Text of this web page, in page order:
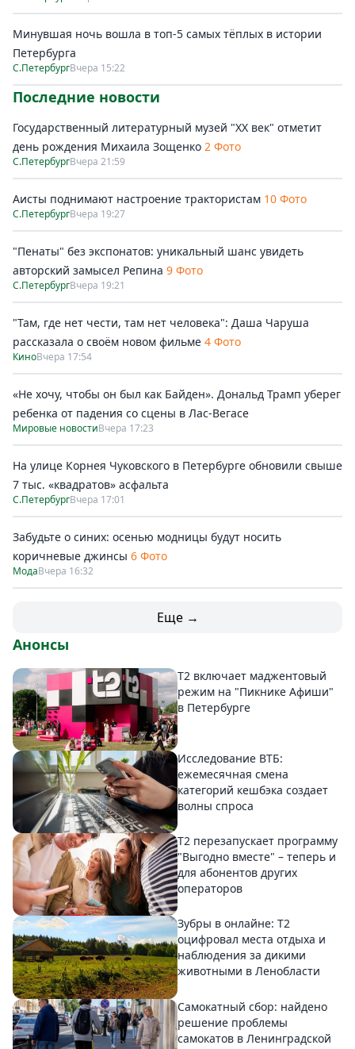
Минувшая ночь вошла в топ-5 самых тёплых в истории
Петербурга
С.ПетербургВчера 15:22
Последние новости
Государственный литературный музей "ХХ век" отметит
день рождения Михаила Зощенко 2 Фото
С.ПетербургВчера 21:59
Аисты поднимают настроение трактористам 10 Фото
С.ПетербургВчера 19:27
"Пенаты" без экспонатов: уникальный шанс увидеть
авторский замысел Репина 9 Фото
С.ПетербургВчера 19:21
"Там, где нет чести, там нет человека": Даша Чаруша
рассказала о своём новом фильме 4 Фото
КиноВчера 17:54
«Не хочу, чтобы он был как Байден». Дональд Трамп уберег
ребенка от падения со сцены в Лас-Вегасе
Мировые новостиВчера 17:23
На улице Корнея Чуковского в Петербурге обновили свыше
7 тыс. «квадратов» асфальта
С.ПетербургВчера 17:01
Забудьте о синих: осенью модницы будут носить
коричневые джинсы 6 Фото
МодаВчера 16:32
Еще →
Анонсы
Т2 включает маджентовый
режим на "Пикнике Афиши"
в Петербурге
Исследование ВТБ:
ежемесячная смена
категорий кешбэка создает
волны спроса
Т2 перезапускает программу
"Выгодно вместе" – теперь и
для абонентов других
операторов
Зубры в онлайне: Т2
оцифровал места отдыха и
наблюдения за дикими
животными в Ленобласти
Самокатный сбор: найдено
решение проблемы
самокатов в Ленинградской